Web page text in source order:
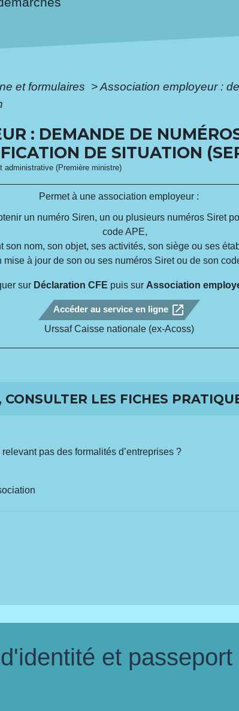
et formulaires >Association employeur :
: DEMANDE DE
DE SITUATION
administrative (Première ministre)
Permet à une association employeur :
un numéro Siren, un ou plusieurs numéros Siret
code APE,
nom, son objet, ses activités, son siège ou ses
mise à jour de son ou ses numéros Siret ou de son
surDéclaration CFE puis sur Association
Accéder au service en ligne open_in_new
Urssaf Caisse nationale (ex-Acoss)
LES FICHES
pas des formalités d’entreprises ?
et